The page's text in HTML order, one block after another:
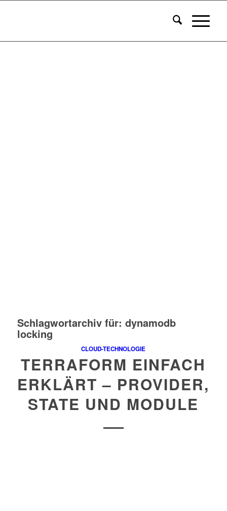
Schlagwortarchiv für: dynamodb
locking
CLOUD-TECHNOLOGIE
TERRAFORM EINFACH
ERKLÄRT – PROVIDER,
STATE UND MODULE